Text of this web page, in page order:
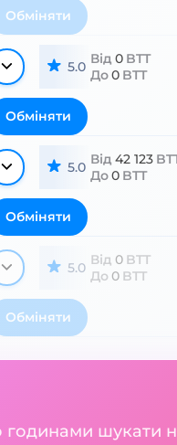
Обміняти
5.0 Від 0 BTT
До0 BTT
Обміняти
5.0 Від 42 123
До0 BTT
Обміняти
5.0 Від 0 BTT
До 0 BTT
Обміняти
годинами шукати